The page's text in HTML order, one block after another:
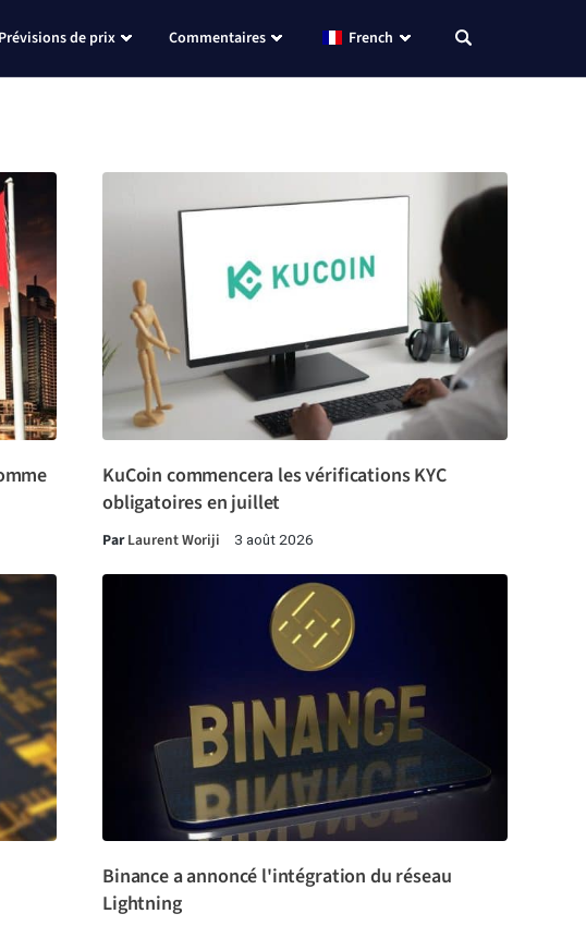
Prévisions de prix Commentaires French
KuCoin commencera les vérifications KYC
obligatoires en juillet
ParLaurent Woriji 3 août 2026
Binance a annoncé l'intégration du réseau
Lightning